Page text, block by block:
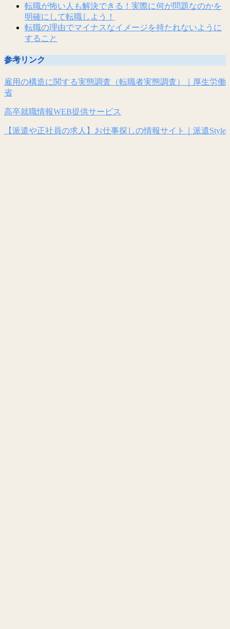
転職が怖い人も解決できる！実際に何が問題なのかを
明確にして転職しよう！
転職の理由でマイナスなイメージを持たれないように
すること
参考リンク
雇用の構造に関する実態調査（転職者実態調査）｜厚生労働
省
高卒就職情報WEB提供サービス
【派遣や正社員の求人】お仕事探しの情報サイト｜派遣Style